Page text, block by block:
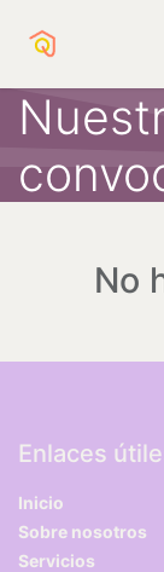
No
Enlaces
Inicio
Sobre nosotros
Servicios